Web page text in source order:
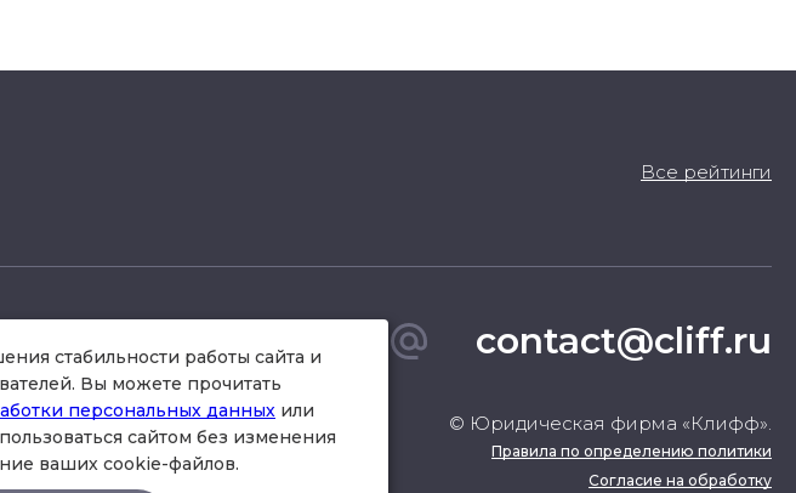
Все рейтинги
504 34 61
проезда
contact@cliff.ru
© Юридическая фирма «Клифф».
Правила по определению политики
Согласие на обработку
стабильности работы сайта и
Вы можете прочитать
персональных данных или
сайтом без изменения
ваших cookie-файлов.